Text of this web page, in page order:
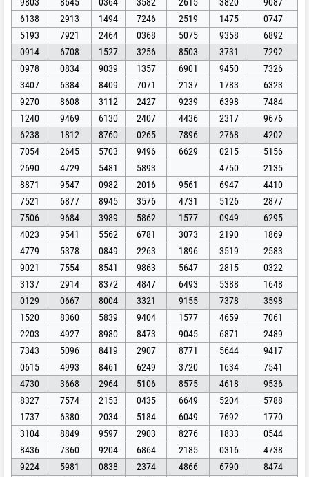
6138
2913 1494 7246 2519 1475
0747
5193
7921 2464 0368 5075 9358
6892
0914
6708 1527 3256 8503 3731
7292
0978
0834 9039 1357 6901 9450
7326
3407
6384 8409 7071 2137 1783
6323
9270
8608 3112 2427 9239 6398
7484
1240
9469 6130 2407 4436 2317
9676
6238
1812 8760 0265 7896 2768
4202
7054
2645 5703 9496 6629 0215
5156
2690
4729 5481 5893 4750
2135
8871
9547 0982 2016 9561 6947
4410
7521
6877 8945 3576 4731 5126
2877
7506
9684 3989 5862 1577 0949
6295
4023
9541 5562 6781 3073 2190
1869
4779
5378 0849 2263 1896 3519
2583
9021
7554 8541 9863 5647 2815
0322
3137
2914 8372 4847 6493 5388
1648
0129
0667 8004 3321 9155 7378
3598
1520
8360 5839 9404 1577 4659
7061
2203
4927 8980 8473 9045 6871
2489
7343
5096 8419 2907 8771 5644
9417
0615
4993 8461 6249 3720 1634
7541
4730
3668 2964 5106 8575 4618
9536
8327
7574 2153 0435 6649 5204
5788
1737
6380 2034 5184 6049 7692
1770
3104
8849 9597 2903 8276 1833
0544
8436
7360 9204 6864 2185 0316
4738
9224
5981 0838 2374 4866 6790
8474